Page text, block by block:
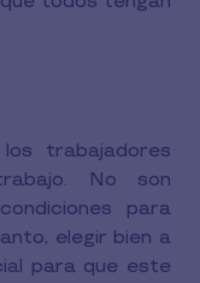
trabajadores
No son
para
elegir bien a
para que este